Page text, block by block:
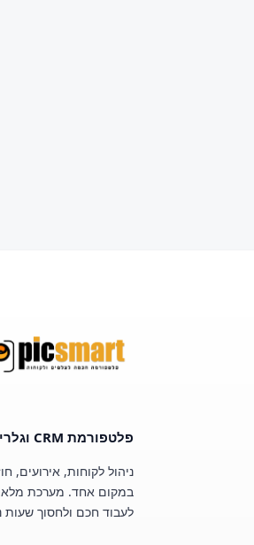
פלטפורמת CRM וגלריות מתקדמת לניהול עסקי צילום.
ניהול לקוחות, אירועים,
במקום אחד. מערכת מלאה
לעבוד חכם ולחסוך שעות